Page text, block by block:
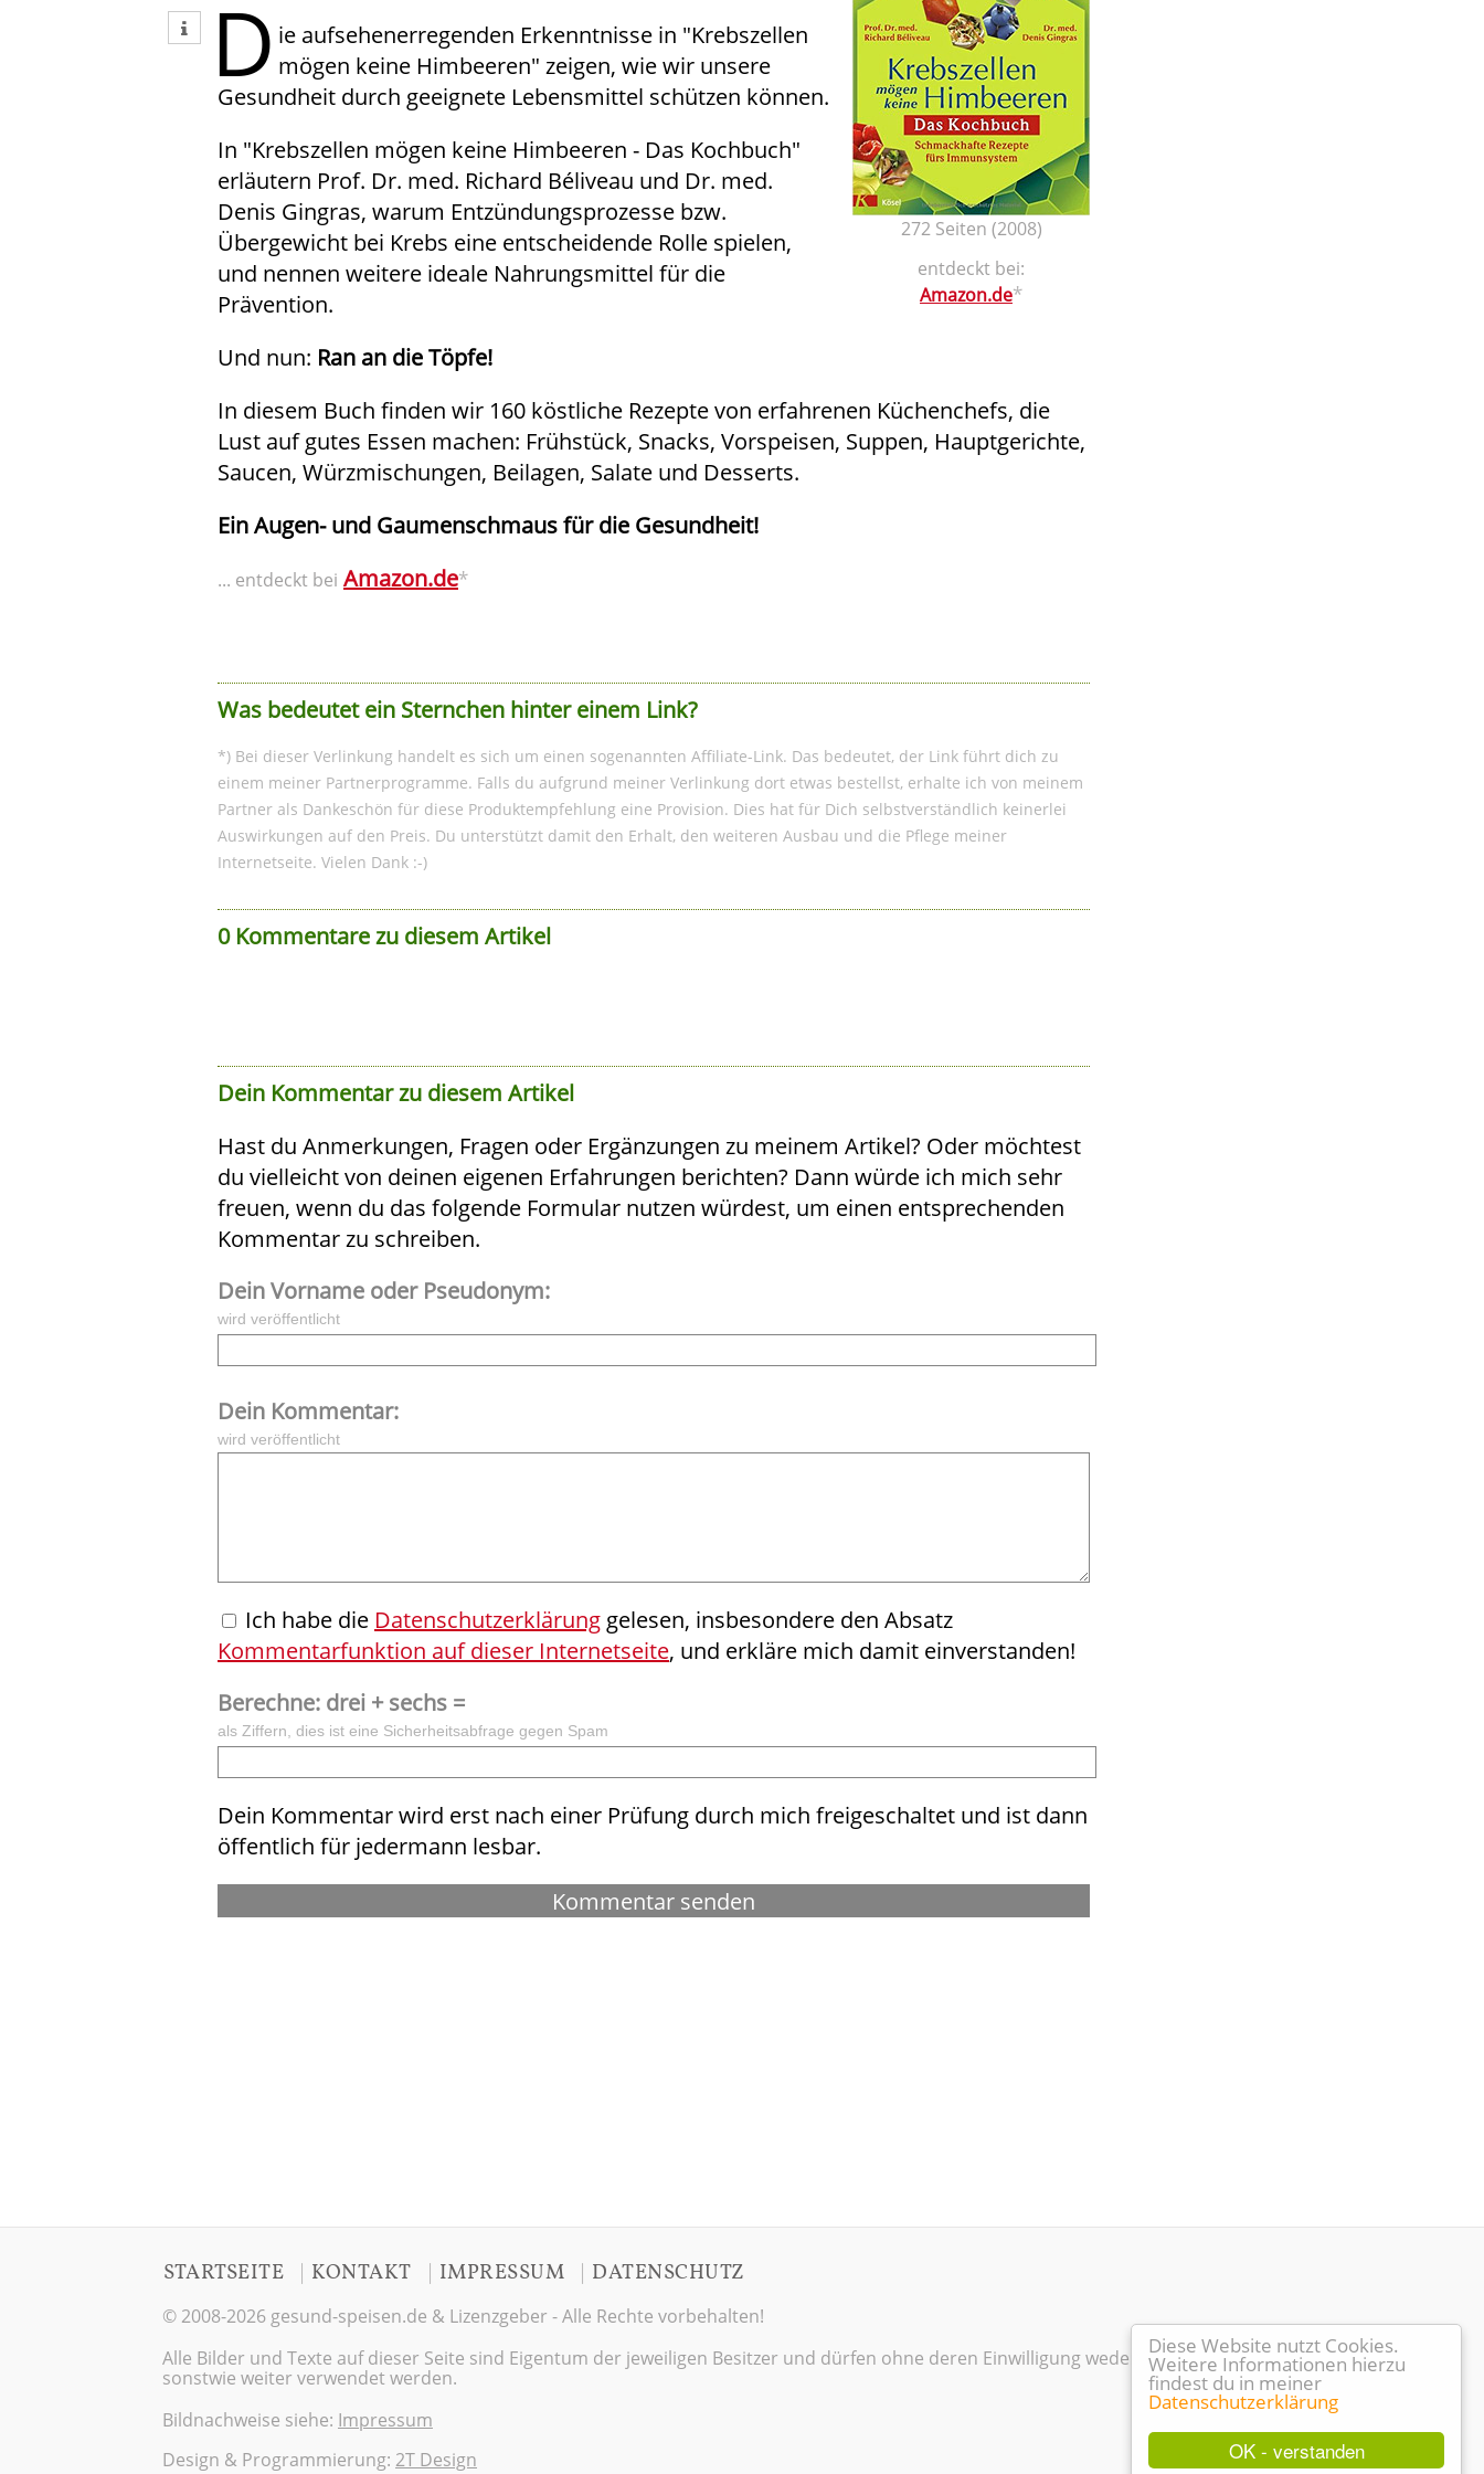
OK - verstanden
Diese Website nutzt Cookies.
Weitere Informationen hierzu
findest du in meiner
Datenschutzerklärung
tweet
272 Seiten (2008)
entdeckt bei:
Amazon.de*
D ie aufsehenerregenden Erkenntnisse in "Krebszellen
mögen keine Himbeeren" zeigen, wie wir unsere
Gesundheit durch geeignete Lebensmittel schützen können.
In "Krebszellen mögen keine Himbeeren - Das Kochbuch"
erläutern Prof. Dr. med. Richard Béliveau und Dr. med.
Denis Gingras, warum Entzündungsprozesse bzw.
Übergewicht bei Krebs eine entscheidende Rolle spielen,
und nennen weitere ideale Nahrungsmittel für die
Prävention.
Und nun: Ran an die Töpfe!
In diesem Buch finden wir 160 köstliche Rezepte von erfahrenen Küchenchefs, die
Lust auf gutes Essen machen: Frühstück, Snacks, Vorspeisen, Suppen, Hauptgerichte,
Saucen, Würzmischungen, Beilagen, Salate und Desserts.
Ein Augen- und Gaumenschmaus für die Gesundheit!
... entdeckt bei Amazon.de*
Was bedeutet ein Sternchen hinter einem Link?
*) Bei dieser Verlinkung handelt es sich um einen sogenannten Affiliate-Link. Das bedeutet, der Link führt dich zu
einem meiner Partnerprogramme. Falls du aufgrund meiner Verlinkung dort etwas bestellst, erhalte ich von meinem
Partner als Dankeschön für diese Produktempfehlung eine Provision. Dies hat für Dich selbstverständlich keinerlei
Auswirkungen auf den Preis. Du unterstützt damit den Erhalt, den weiteren Ausbau und die Pflege meiner
Internetseite. Vielen Dank :-)
0 Kommentare zu diesem Artikel
Dein Kommentar zu diesem Artikel
Hast du Anmerkungen, Fragen oder Ergänzungen zu meinem Artikel? Oder möchtest
du vielleicht von deinen eigenen Erfahrungen berichten? Dann würde ich mich sehr
freuen, wenn du das folgende Formular nutzen würdest, um einen entsprechenden
Kommentar zu schreiben.
Dein Vorname oder Pseudonym:
wird veröffentlicht
Dein Kommentar:
wird veröffentlicht
Ich habe die Datenschutzerklärung gelesen, insbesondere den Absatz
Kommentarfunktion auf dieser Internetseite, und erkläre mich damit einverstanden!
Berechne: drei + sechs =
als Ziffern, dies ist eine Sicherheitsabfrage gegen Spam
Dein Kommentar wird erst nach einer Prüfung durch mich freigeschaltet und ist dann
öffentlich für jedermann lesbar.
STARTSEITE | KONTAKT | IMPRESSUM | DATENSCHUTZ
© 2008-2026 gesund-speisen.de & Lizenzgeber - Alle Rechte vorbehalten!
Alle Bilder und Texte auf dieser Seite sind Eigentum der jeweiligen Besitzer und dürfen ohne deren Einwilligung weder kopiert noch
sonstwie weiter verwendet werden.
Bildnachweise siehe: Impressum
Design & Programmierung: 2T Design